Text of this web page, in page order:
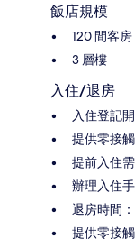
飯店規模
120 間客房
3 層樓
入住/退房
入住登記
提供零接
提前入住
辦理入住
退房時間
提供零接